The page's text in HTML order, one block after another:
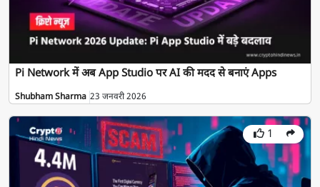
Pi Network में अब App Studio पर AI की मदद से बनाएं Apps
Shubham Sharma 23 जनवरी 2026
1